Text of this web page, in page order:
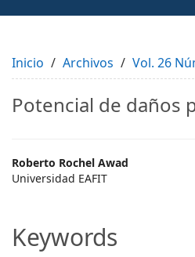
Inicio Archivos Vol. 26
Potencial de daños
Main
Article
Roberto Rochel Awad
Universidad EAFIT
Keywords